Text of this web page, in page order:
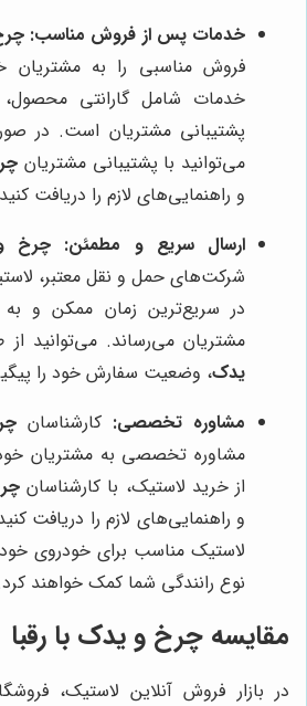
خدمات پس از فروش مناسب:
فروش مناسبی را به مشتریان
خدمات شامل گارانتی محصول،
پشتیبانی مشتریان است. در
می‌توانید با پشتیبانی مشتریان
و راهنمایی‌های لازم را دریافت
ارسال سریع و مطمئن: چرخ
شرکت‌های حمل و نقل معتبر،
در سریع‌ترین زمان ممکن و
مشتریان می‌رساند. می‌توانید
یدک، وضعیت سفارش خود را
مشاوره تخصصی: کارشناسان
مشاوره تخصصی به مشتریان
از خرید لاستیک، با کارشناسان
و راهنمایی‌های لازم را دریافت
لاستیک مناسب برای خودروی
نوع رانندگی شما کمک خواهند
مقایسه چرخ و یدک با رقبا
در بازار فروش آنلاین لاستیک،